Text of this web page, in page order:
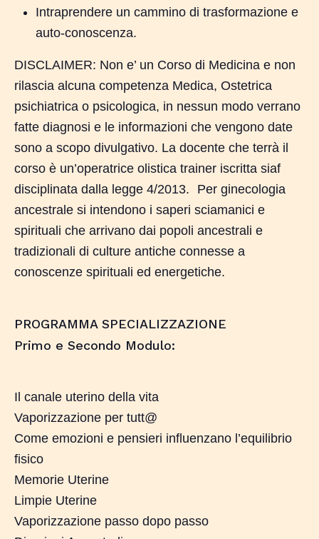
Intraprendere un cammino di trasformazione e
auto-conoscenza.
DISCLAIMER: Non e’ un Corso di Medicina e non
rilascia alcuna competenza Medica, Ostetrica
psichiatrica o psicologica, in nessun modo verrano
fatte diagnosi e le informazioni che vengono date
sono a scopo divulgativo. La docente che terrà il
corso è un’operatrice olistica trainer iscritta siaf
disciplinata dalla legge 4/2013. Per ginecologia
ancestrale si intendono i saperi sciamanici e
spirituali che arrivano dai popoli ancestrali e
tradizionali di culture antiche connesse a
conoscenze spirituali ed energetiche.
PROGRAMMA SPECIALIZZAZIONE
Primo e Secondo Modulo:
Il canale uterino della vita
Vaporizzazione per tutt@
Come emozioni e pensieri influenzano l’equilibrio
fisico
Memorie Uterine
Limpie Uterine
Vaporizzazione passo dopo passo